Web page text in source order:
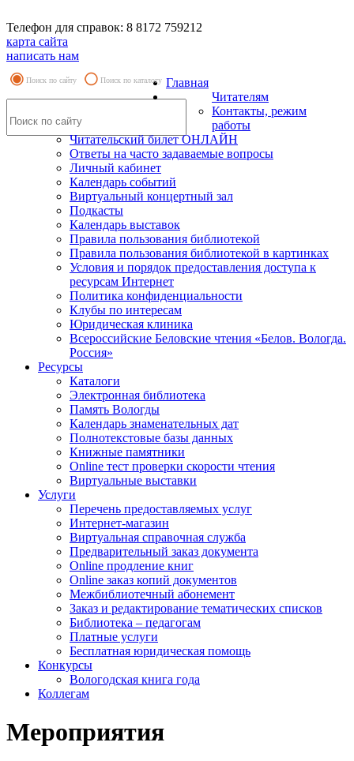
Телефон для справок: 8 8172 759212
карта сайта
написать нам
Поиск по сайту Поиск по каталогу Главная
Читателям
Контакты, режим
работы
Читательский билет ОНЛАЙН
Ответы на часто задаваемые вопросы
Личный кабинет
Календарь событий
Виртуальный концертный зал
Подкасты
Календарь выставок
Правила пользования библиотекой
Правила пользования библиотекой в картинках
Условия и порядок предоставления доступа к
ресурсам Интернет
Политика конфиденциальности
Клубы по интересам
Юридическая клиника
Всероссийские Беловские чтения «Белов. Вологда.
Россия»
Ресурсы
Каталоги
Электронная библиотека
Память Вологды
Календарь знаменательных дат
Полнотекстовые базы данных
Книжные памятники
Online тест проверки скорости чтения
Виртуальные выставки
Услуги
Перечень предоставляемых услуг
Интернет-магазин
Виртуальная справочная служба
Предварительный заказ документа
Online продление книг
Online заказ копий документов
Межбиблиотечный абонемент
Заказ и редактирование тематических списков
Библиотека – педагогам
Платные услуги
Бесплатная юридическая помощь
Конкурсы
Вологодская книга года
Коллегам
Мероприятия